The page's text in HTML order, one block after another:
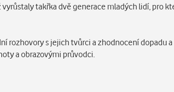
takřka dvě generace mladých lidí, pro
rozhovory s jejich tvůrci a zhodnocení dopadu a
a obrazovými průvodci.